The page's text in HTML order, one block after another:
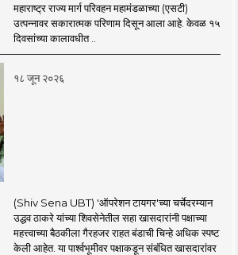
महाराष्ट्र राज्य मार्ग परिवहन महामंडळाच्या (एसटी)
उत्पन्नावर सकारात्मक परिणाम दिसून आला आहे. केवळ १५
दिवसांच्या कालावधीत ..
१८ जून २०२६
(Shiv Sena UBT) 'ऑपरेशन टायगर'च्या चर्चेदरम्यान
उद्धव ठाकरे यांच्या शिवसेनेतील सहा खासदारांनी पक्षाच्या
महत्त्वाच्या बैठकीला गैरहजर राहत बंडाची चिन्हे अधिक स्पष्ट
केली आहेत. या पार्श्वभूमीवर पक्षाकडून संबंधित खासदारांवर